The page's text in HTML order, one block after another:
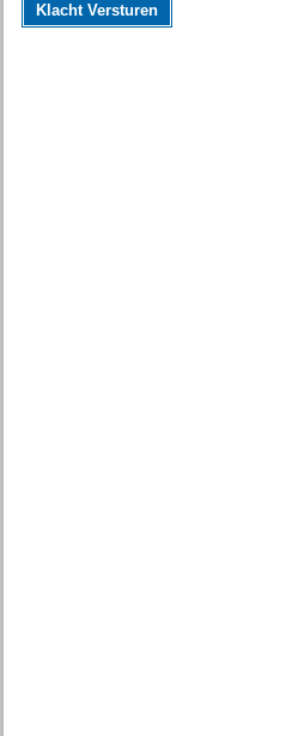
Klacht Versturen